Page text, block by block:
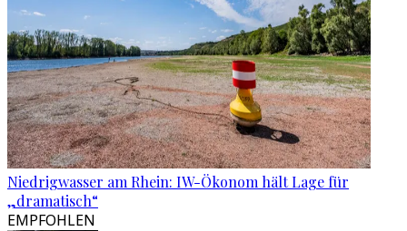
Niedrigwasser am Rhein: IW-Ökonom hält Lage für
„dramatisch“
EMPFOHLEN